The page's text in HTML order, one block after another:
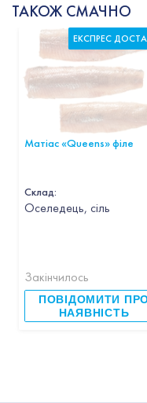
ТАКОЖ СМАЧНО
Матіас «Queens» філе
Склад:
Оселедець, сіль
Закінчилось
ПОВІДОМИТИ
НАЯВНІСТЬ
ЕКСПРЕС